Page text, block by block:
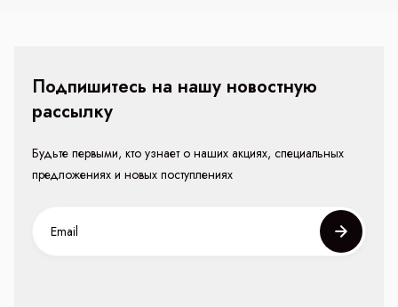
Подпишитесь на нашу новостную
рассылку
Будьте первыми, кто узнает о наших акциях, специальных
предложениях и новых поступлениях